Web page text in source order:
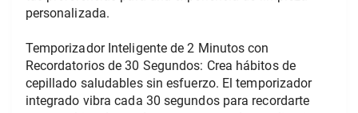
personalizada.
Temporizador Inteligente de 2 Minutos con
Recordatorios de 30 Segundos: Crea hábitos de
cepillado saludables sin esfuerzo. El temporizador
integrado vibra cada 30 segundos para recordarte